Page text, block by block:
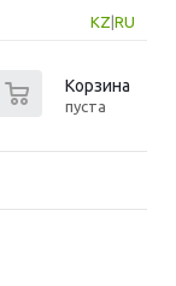
KZ RU
Корзина
пуста